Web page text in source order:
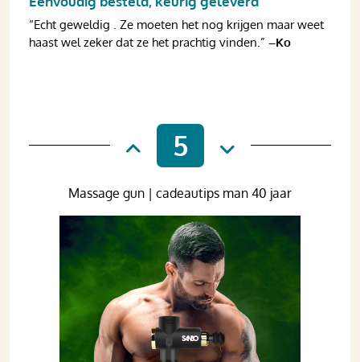
“Echt geweldig . Ze moeten het nog krijgen maar weet
haast wel zeker dat ze het prachtig vinden.” –Ko
5
Massage gun | cadeautips man 40 jaar